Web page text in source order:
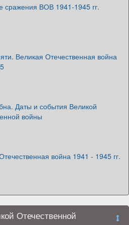
сражения ВОВ 1941-1945 гг.
Великая Отечественная война
Даты и события Великой
войны
война 1941 - 1945 гг.
Отечественной